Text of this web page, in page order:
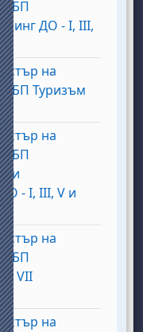
БП
ДО - I, III,
на
БП Туризъм
на
БП
и
- I, III, V и
на
БП
и VII
на